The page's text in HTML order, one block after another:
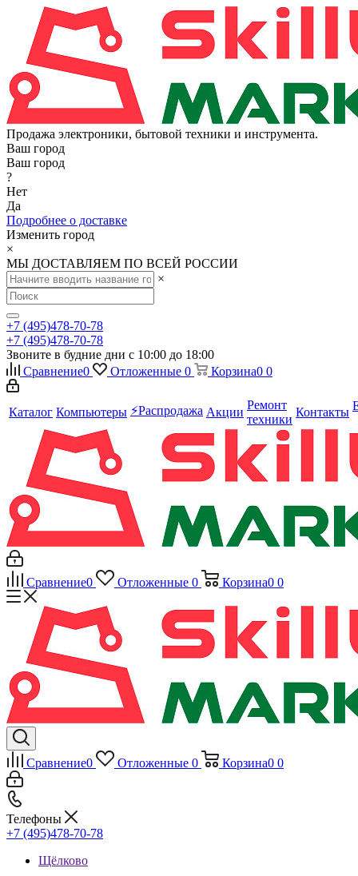
Продажа электроники, бытовой техники и инструмента.
Ваш город
Ваш город
?
Нет
Да
Подробнее о доставке
Изменить город
×
МЫ ДОСТАВЛЯЕМ ПО ВСЕЙ РОССИИ
×
+7 (495)478-70-78
+7 (495)478-70-78
Звоните в будние дни с 10:00 до 18:00
Сравнение0 Отложенные 0 Корзина0 0
Каталог Компьютеры ⚡️Распродажа Акции
Ремонт
техники
Контакты
Сравнение0 Отложенные 0 Корзина0 0
Сравнение0 Отложенные 0 Корзина0 0
Телефоны
+7 (495)478-70-78
Щёлково